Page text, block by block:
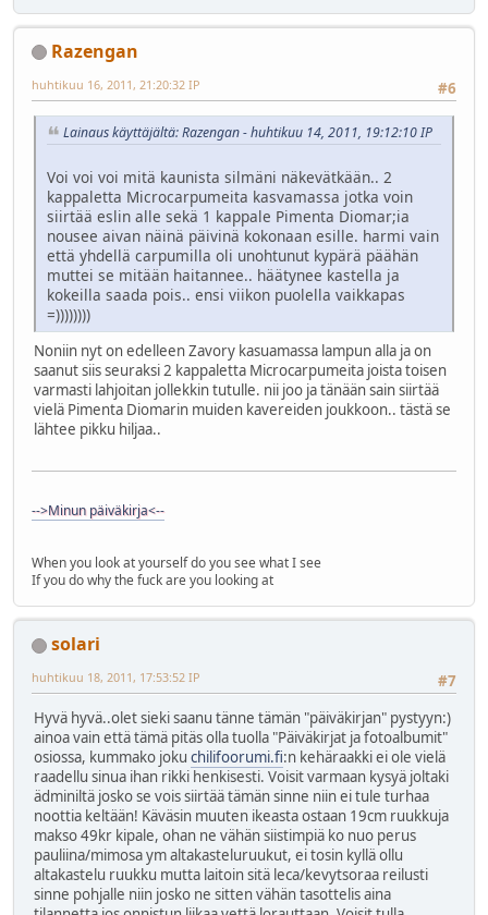
Razengan
#6
huhtikuu 16, 2011, 21:20:32 IP
Lainaus käyttäjältä: Razengan - huhtikuu 14, 2011, 19:12:10 IP
Voi voi voi mitä kaunista silmäni näkevätkään.. 2
kappaletta Microcarpumeita kasvamassa jotka voin
siirtää eslin alle sekä 1 kappale Pimenta Diomar;ia
nousee aivan näinä päivinä kokonaan esille. harmi vain
että yhdellä carpumilla oli unohtunut kypärä päähän
muttei se mitään haitannee.. häätynee kastella ja
kokeilla saada pois.. ensi viikon puolella vaikkapas
=))))))))
Noniin nyt on edelleen Zavory kasuamassa lampun alla ja on
saanut siis seuraksi 2 kappaletta Microcarpumeita joista toisen
varmasti lahjoitan jollekkin tutulle. nii joo ja tänään sain siirtää
vielä Pimenta Diomarin muiden kavereiden joukkoon.. tästä se
lähtee pikku hiljaa..
-->Minun päiväkirja<--
When you look at yourself do you see what I see
If you do why the fuck are you looking at
solari
#7
huhtikuu 18, 2011, 17:53:52 IP
Hyvä hyvä..olet sieki saanu tänne tämän "päiväkirjan" pystyyn:)
ainoa vain että tämä pitäs olla tuolla "Päiväkirjat ja fotoalbumit"
osiossa, kummako joku chilifoorumi.fi:n kehäraakki ei ole vielä
raadellu sinua ihan rikki henkisesti. Voisit varmaan kysyä joltaki
ädminiltä josko se vois siirtää tämän sinne niin ei tule turhaa
noottia keltään! Käväsin muuten ikeasta ostaan 19cm ruukkuja
makso 49kr kipale, ohan ne vähän siistimpiä ko nuo perus
pauliina/mimosa ym altakasteluruukut, ei tosin kyllä ollu
altakastelu ruukku mutta laitoin sitä leca/kevytsoraa reilusti
sinne pohjalle niin josko ne sitten vähän tasottelis aina